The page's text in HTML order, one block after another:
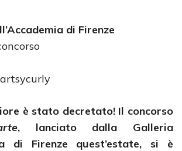
di Firenze
è stato decretato! Il concorso
, lanciato dalla Galleria
di Firenze quest’estate, si è